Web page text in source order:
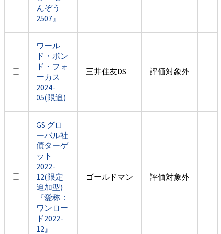
んぞう
2507』
ワール
ド・ボン
ド・フォ
ーカス
2024-
05(限追)
三井住友DS 評価対象外
GS グロ
ーバル社
債ターゲ
ット
2022-
12(限定
追加型)
『愛称：
ワンロー
ド2022-
12』
ゴールドマン 評価対象外